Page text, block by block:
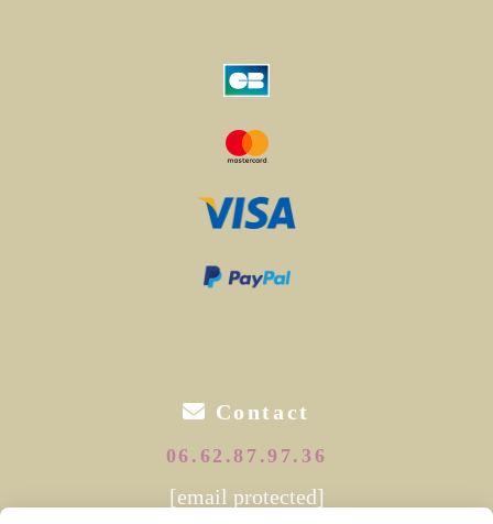
 Contact
06.62.87.97.36
[email protected]